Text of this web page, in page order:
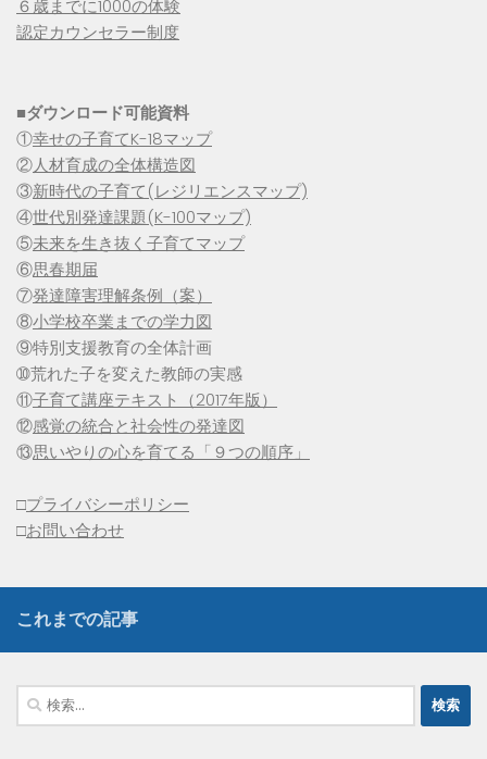
６歳までに1000の体験
認定カウンセラー制度
■ダウンロード可能資料
①幸せの子育てK-18マップ
②人材育成の全体構造図
③新時代の子育て(レジリエンスマップ)
④世代別発達課題(K-100マップ)
⑤未来を生き抜く子育てマップ
⑥思春期届
⑦発達障害理解条例（案）
⑧小学校卒業までの学力図
⑨特別支援教育の全体計画
➉荒れた子を変えた教師の実感
⑪子育て講座テキスト（2017年版）
⑫感覚の統合と社会性の発達図
⑬思いやりの心を育てる「９つの順序」
□プライバシーポリシー
□お問い合わせ
これまでの記事
検
索: